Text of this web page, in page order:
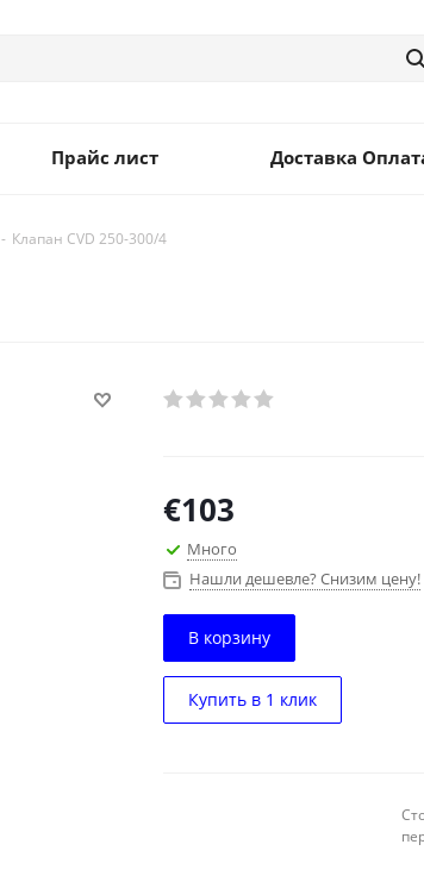
Прайс лист Доставка
- Клапан CVD 250-300/4
€103
Много
Нашли дешевле? Снизим цену!
В корзину
Купить в 1 клик